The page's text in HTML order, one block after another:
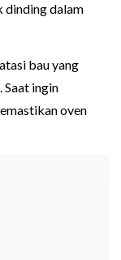
dinding dalam
bau yang
Saat ingin
oven